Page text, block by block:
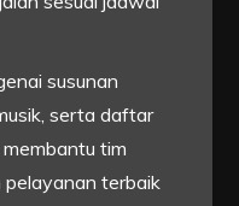
susunan
serta daftar
tim
pelayanan terbaik